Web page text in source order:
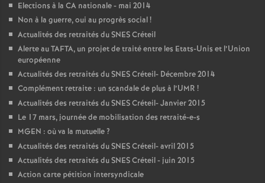
Elections à la CA nationale - mai 2014
Non à la guerre, oui au progrès social!
Actualités des retraités duSNESCréteil
Alerte auTAFTA, un projet de traité entre les Etats-Unis et l’Union
européenne
Actualités des retraités duSNESCréteil- Décembre 2014
Complément retraite : un scandale de plus à l’UMR !
Actualités des retraités duSNESCréteil- Janvier 2015
Le 17 mars, journée de mobilisation des retraité-e-s
MGEN : où va la mutuelle?
Actualités des retraités duSNESCréteil- avril 2015
Actualités des retraités duSNESCréteil - juin 2015
Action carte pétition intersyndicale